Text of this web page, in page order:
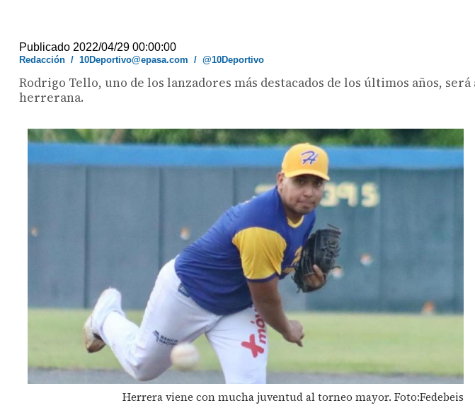
Publicado 2022/04/29 00:00:00
Redacción /10Deportivo@epasa.com /@10Deportivo
Rodrigo Tello, uno de los lanzadores más destacados de los últimos años,
herrerana.
Herrera viene con mucha juventud al torneo mayor. Foto:Fedebeis